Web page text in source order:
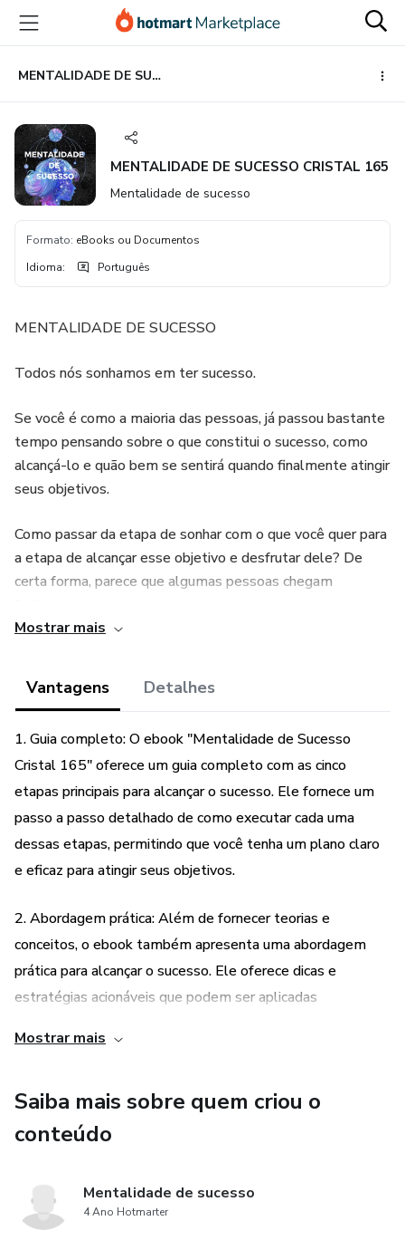
para
conteúdo
principal
para
pagamento
para
rodapé
MENTALIDADE DE SUCESSO CRISTAL 165
MENTALIDADE DE SUCESSO CRISTAL 165
Mentalidade de sucesso
Formato: eBooks ou Documentos
Idioma: Português
MENTALIDADE DE SUCESSO
Todos nós sonhamos em ter sucesso.
Se você é como a maioria das pessoas, já passou bastante
tempo pensando sobre o que constitui o sucesso, como
alcançá-lo e quão bem se sentirá quando finalmente atingir
seus objetivos.
Como passar da etapa de sonhar com o que você quer para
a etapa de alcançar esse objetivo e desfrutar dele? De
certa forma, parece que algumas pessoas chegam
Como você pode se tornar uma dessas pessoas?
O segredo é executar cinco etapas principais que ajudarão
você a atingir seus objetivos e a realizar o que se propuser
a fazer.
Neste ebook especial, mostrarei cada uma dessas etapas
essenciais e explicarei o que você precisa fazer para chegar
onde deseja.
Vamos começar!
Mostrar mais
Vantagens Detalhes
1. Guia completo: O ebook "Mentalidade de Sucesso
Cristal 165" oferece um guia completo com as cinco
etapas principais para alcançar o sucesso. Ele fornece um
passo a passo detalhado de como executar cada uma
dessas etapas, permitindo que você tenha um plano claro
e eficaz para atingir seus objetivos.
2. Abordagem prática: Além de fornecer teorias e
conceitos, o ebook também apresenta uma abordagem
prática para alcançar o sucesso. Ele oferece dicas e
estratégias acionáveis que podem ser aplicadas
obter resultados tangíveis.
3. Baseado em experiências reais: O conteúdo do ebook é
baseado em experiências reais de pessoas que alcançaram
aplicaram as cinco etapas principais e alcançaram seus
objetivos. Isso torna o conteúdo mais autêntico e confiável.
Mostrar mais
Saiba mais sobre quem criou o
conteúdo
Mentalidade de sucesso
4 Ano Hotmarter